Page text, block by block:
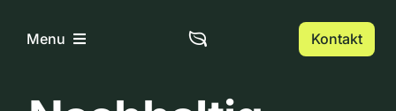
InhaltMenu
Home
Kontakt